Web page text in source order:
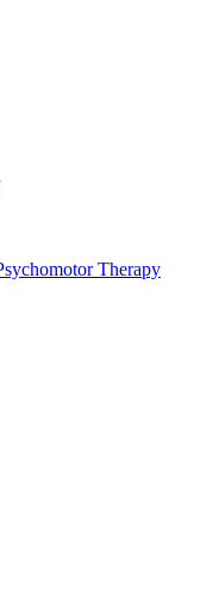
Therapy